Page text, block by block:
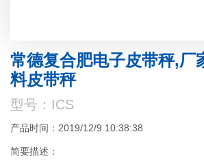
常德复合肥电子皮带秤,厂
料皮带秤
型号：ICS
产品时间：2019/12/9 10:38:38
简要描述：